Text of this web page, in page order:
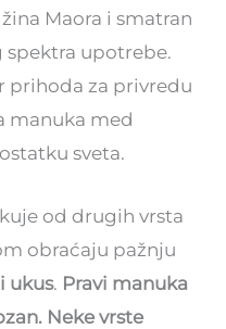
Maora i smatran
spektra upotrebe.
prihoda za privredu
manuka med
sveta.
od drugih vrsta
obraćaju pažnju
ukus. Pravi manuka
Neke vrste